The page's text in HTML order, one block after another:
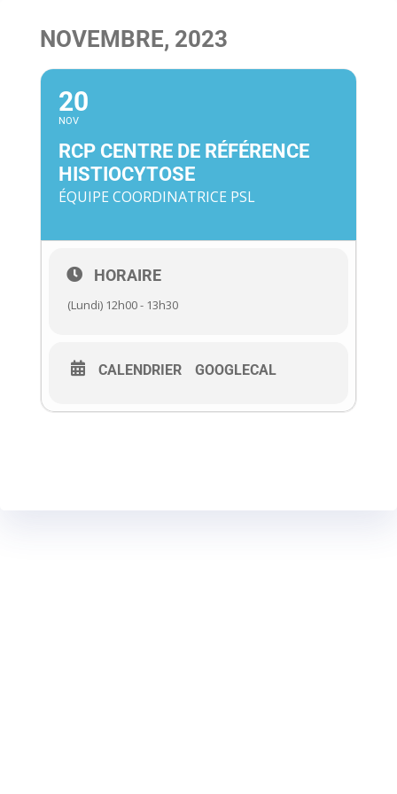
NOVEMBRE, 2023
20
NOV
RCP CENTRE DE RÉFÉRENCE
HISTIOCYTOSE
ÉQUIPE COORDINATRICE PSL
HORAIRE
(Lundi) 12h00 - 13h30
CALENDRIER GOOGLECAL